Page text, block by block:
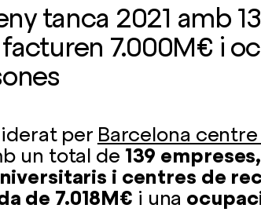
tanca 2021 amb
7.000M€ i
per Barcelona
un total de 139
i centres de
de 7.018M€ i una